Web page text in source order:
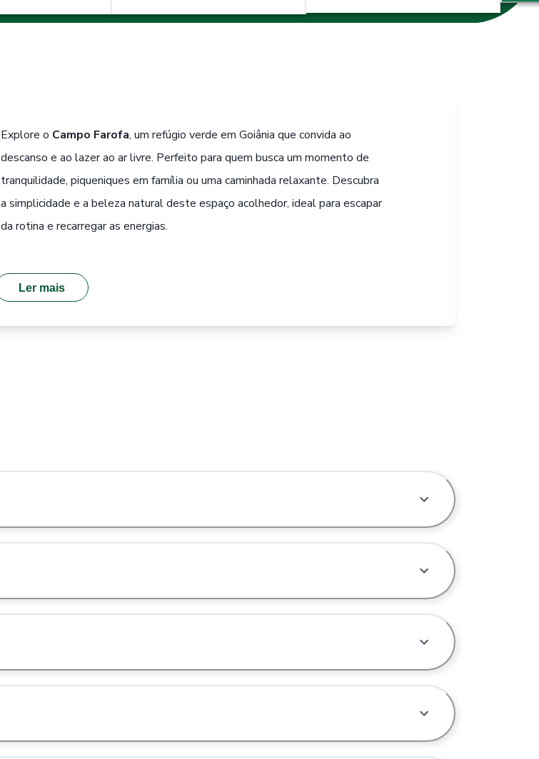
Explore o Campo Farofa, um refúgio verde em Goiânia que convida ao
descanso e ao lazer ao ar livre. Perfeito para quem busca um momento de
tranquilidade, piqueniques em família ou uma caminhada relaxante. Descubra
a simplicidade e a beleza natural deste espaço acolhedor, ideal para escapar
da rotina e recarregar as energias.
Ler mais